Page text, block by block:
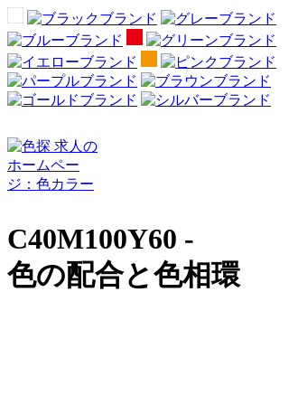
C40M100Y60 -
色の配合と色相環